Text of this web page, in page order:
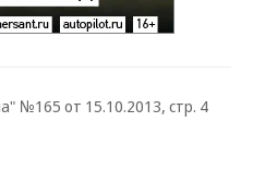
№165 от 15.10.2013, стр. 4